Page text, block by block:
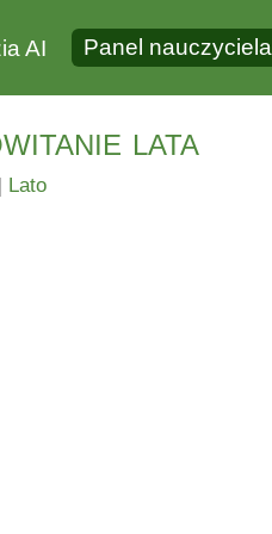
AI Panel nauczyciela
lata
| Lato